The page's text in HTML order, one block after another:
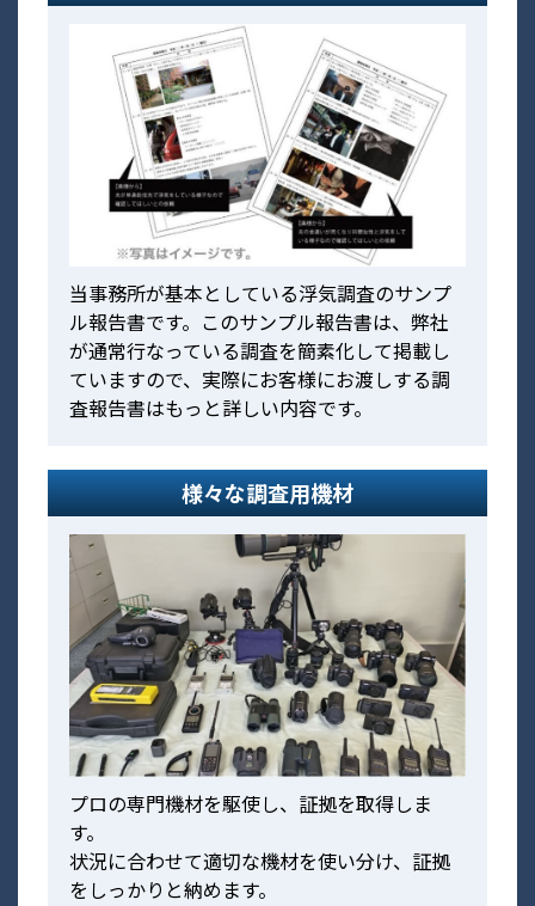
当事務所が基本としている浮気調査のサンプ
ル報告書です。このサンプル報告書は、弊社
が通常行なっている調査を簡素化して掲載し
ていますので、実際にお客様にお渡しする調
査報告書はもっと詳しい内容です。
様々な調査用機材
プロの専門機材を駆使し、証拠を取得しま
す。
状況に合わせて適切な機材を使い分け、証拠
をしっかりと納めます。